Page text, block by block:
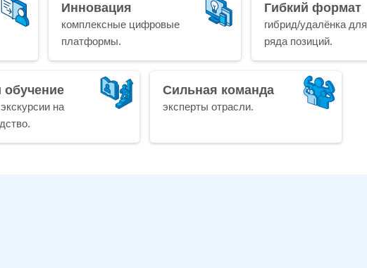
Инновация
комплексные цифровые
платформы.
Гибкий формат
гибрид/удалёнка для
ряда позиций.
обучение
на
Сильная команда
эксперты отрасли.